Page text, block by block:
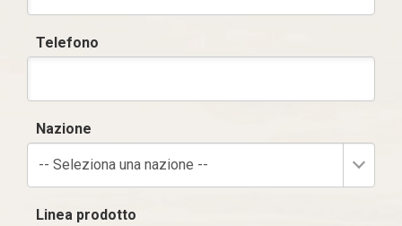
Telefono
Nazione
-- Seleziona una nazione --
Linea prodotto